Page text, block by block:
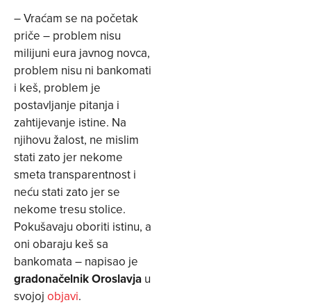
– Vraćam se na početak
priče – problem nisu
milijuni eura javnog novca,
problem nisu ni bankomati
i keš, problem je
postavljanje pitanja i
zahtijevanje istine. Na
njihovu žalost, ne mislim
stati zato jer nekome
smeta transparentnost i
neću stati zato jer se
nekome tresu stolice.
Pokušavaju oboriti istinu, a
oni obaraju keš sa
bankomata – napisao je
gradonačelnik Oroslavja u
svojoj objavi.